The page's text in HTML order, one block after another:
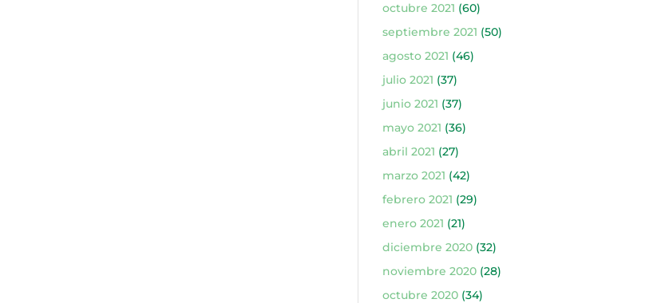
octubre 2021 (60)
septiembre 2021 (50)
agosto 2021 (46)
julio 2021 (37)
junio 2021 (37)
mayo 2021 (36)
abril 2021 (27)
marzo 2021 (42)
febrero 2021 (29)
enero 2021 (21)
diciembre 2020(32)
noviembre 2020(28)
octubre 2020(34)